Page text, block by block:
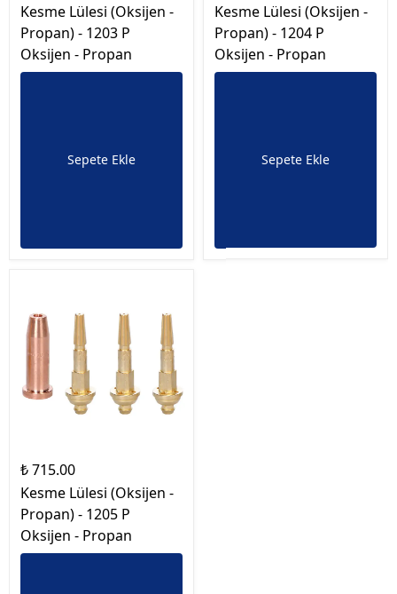
Kesme Lülesi (Oksijen -
Propan) - 1203 P
Oksijen - Propan
Sepete Ekle
Kesme Lülesi (Oksijen -
Propan) - 1204 P
Oksijen - Propan
Sepete Ekle
₺ 715.00
Kesme Lülesi (Oksijen -
Propan) - 1205 P
Oksijen - Propan